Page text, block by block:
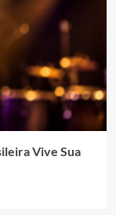
Vive Sua